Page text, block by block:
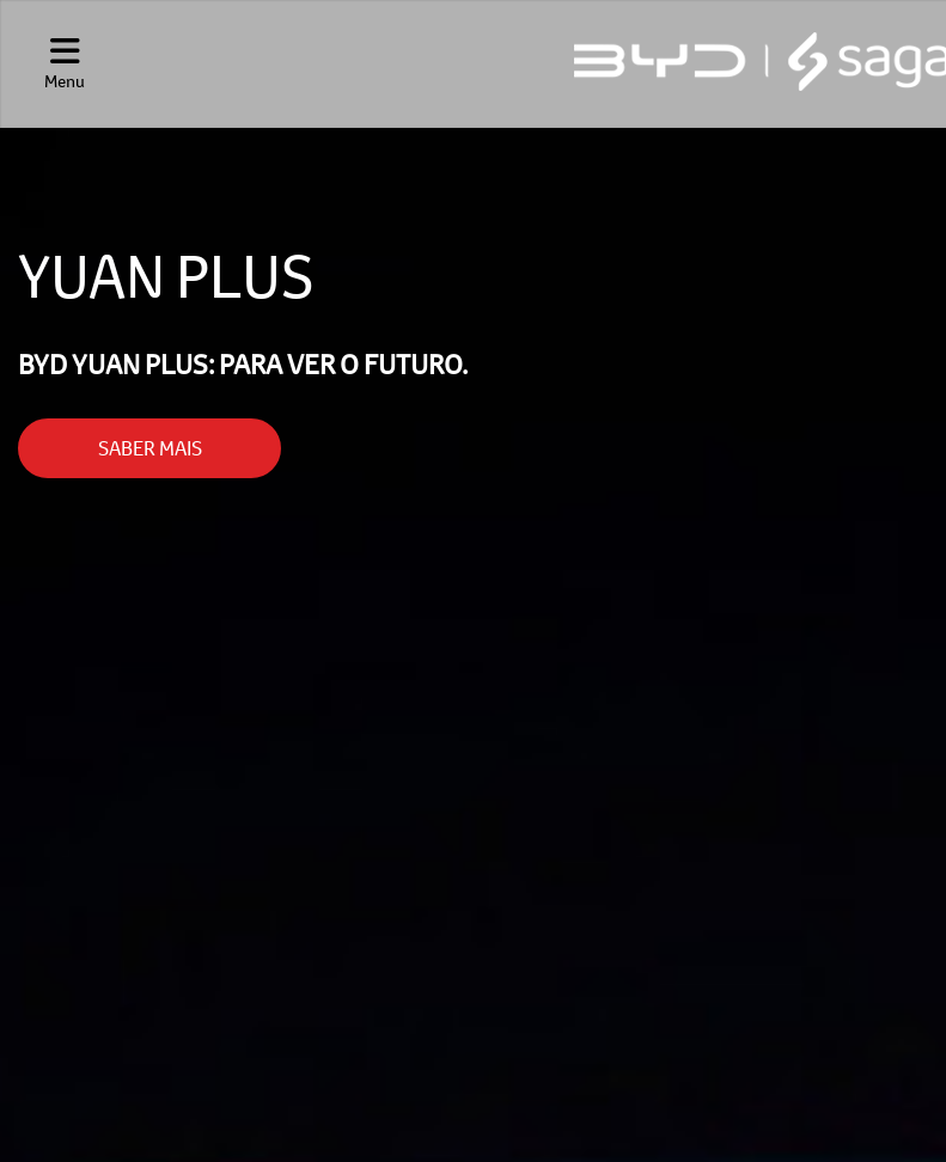
Menu
YUAN PLUS
BYD YUAN PLUS: PARA VER O FUTURO.
SABER MAIS